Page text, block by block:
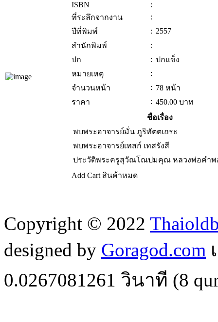
ISBN
:
ที่ระลึกจากงาน
:
ปีที่พิมพ์
: 2557
สำนักพิมพ์
:
ปก
: ปกแข็ง
หมายเหตุ
:
จำนวนหน้า
: 78 หน้า
ราคา
: 450.00 บาท
ชื่อเรื่อง
พบพระอาจารย์มั่น ภูริทัตตเถระ
พบพระอาจารย์เทสก์ เทสรังสี
ประวัติพระครูสุวัณโณปมคุณ หลวงพ่อคำพ
Add Cart สินค้าหมด
Copyright © 2022
designed by Goragod.com
0.0267081261 วินาที (8